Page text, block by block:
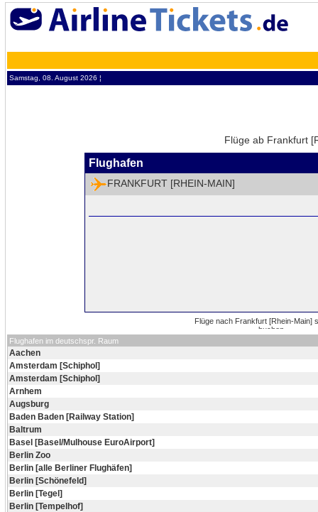
Samstag, 08. August 2026 ¦
Flüge ab Frankfurt
Flughafen
FRANKFURT [RHEIN-MAIN]
Flughafen im deutschspr. Raum
Aachen
Amsterdam [Schiphol]
Amsterdam [Schiphol]
Arnhem
Augsburg
Baden Baden [Railway Station]
Baltrum
Basel [Basel/Mulhouse EuroAirport]
Berlin Zoo
Berlin [alle Berliner Flughäfen]
Berlin [Schönefeld]
Berlin [Tegel]
Berlin [Tempelhof]